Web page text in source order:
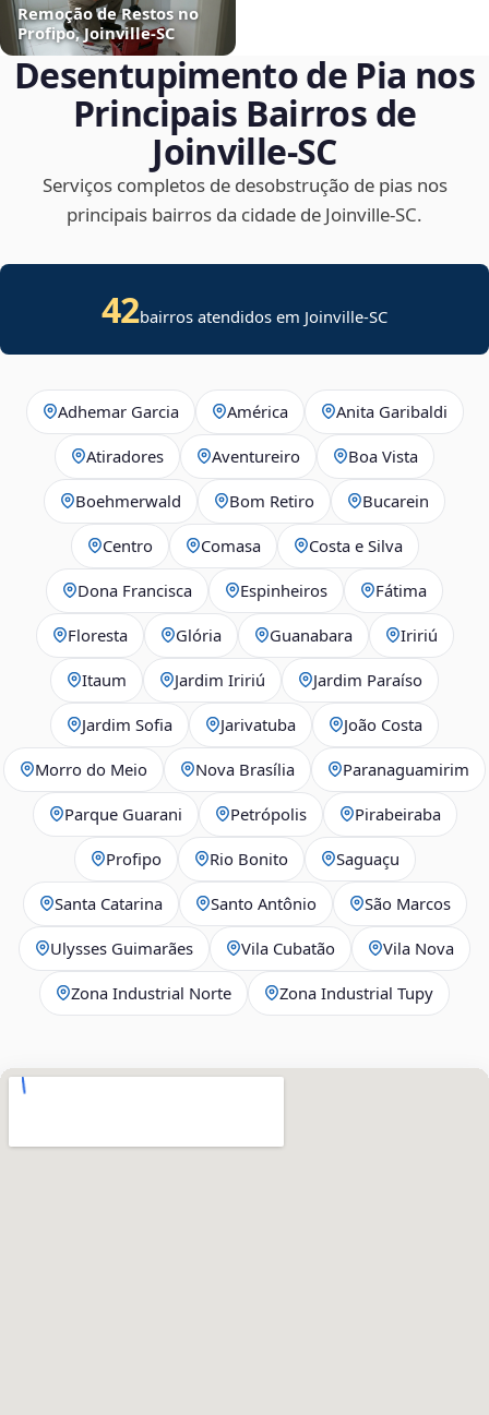
Remoção de Restos no
Profipo, Joinville‑SC
Desentupimento de Pia nos
Principais Bairros de
Joinville‑SC
Serviços completos de desobstrução de pias nos
principais bairros da cidade de Joinville‑SC.
42bairros atendidos em Joinville-SC
Adhemar Garcia América Anita Garibaldi
Atiradores Aventureiro Boa Vista
Boehmerwald Bom Retiro Bucarein
Centro Comasa Costa e Silva
Dona Francisca Espinheiros Fátima
Floresta Glória Guanabara Iririú
Itaum Jardim Iririú Jardim Paraíso
Jardim Sofia Jarivatuba João Costa
Morro do Meio Nova Brasília Paranaguamirim
Parque Guarani Petrópolis Pirabeiraba
Profipo Rio Bonito Saguaçu
Santa Catarina Santo Antônio São Marcos
Ulysses Guimarães Vila Cubatão Vila Nova
Zona Industrial Norte Zona Industrial Tupy